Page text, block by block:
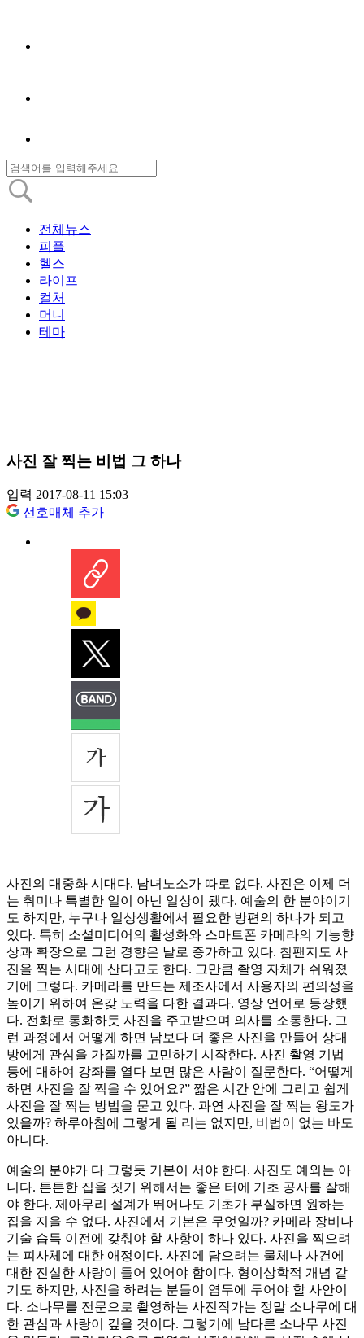
전체뉴스
피플
헬스
라이프
컬처
머니
테마
사진 잘 찍는 비법 그 하나
입력 2017-08-11 15:03
선호매체 추가
사진의 대중화 시대다. 남녀노소가 따로 없다. 사진은 이제 더
는 취미나 특별한 일이 아닌 일상이 됐다. 예술의 한 분야이기
도 하지만, 누구나 일상생활에서 필요한 방편의 하나가 되고
있다. 특히 소셜미디어의 활성화와 스마트폰 카메라의 기능향
상과 확장으로 그런 경향은 날로 증가하고 있다. 침팬지도 사
진을 찍는 시대에 산다고도 한다. 그만큼 촬영 자체가 쉬워졌
기에 그렇다. 카메라를 만드는 제조사에서 사용자의 편의성을
높이기 위하여 온갖 노력을 다한 결과다. 영상 언어로 등장했
다. 전화로 통화하듯 사진을 주고받으며 의사를 소통한다. 그
런 과정에서 어떻게 하면 남보다 더 좋은 사진을 만들어 상대
방에게 관심을 가질까를 고민하기 시작한다. 사진 촬영 기법
등에 대하여 강좌를 열다 보면 많은 사람이 질문한다. “어떻게
하면 사진을 잘 찍을 수 있어요?” 짧은 시간 안에 그리고 쉽게
사진을 잘 찍는 방법을 묻고 있다. 과연 사진을 잘 찍는 왕도가
있을까? 하루아침에 그렇게 될 리는 없지만, 비법이 없는 바도
아니다.
예술의 분야가 다 그렇듯 기본이 서야 한다. 사진도 예외는 아
니다. 튼튼한 집을 짓기 위해서는 좋은 터에 기초 공사를 잘해
야 한다. 제아무리 설계가 뛰어나도 기초가 부실하면 원하는
집을 지을 수 없다. 사진에서 기본은 무엇일까? 카메라 장비나
기술 습득 이전에 갖춰야 할 사항이 하나 있다. 사진을 찍으려
는 피사체에 대한 애정이다. 사진에 담으려는 물체나 사건에
대한 진실한 사랑이 들어 있어야 함이다. 형이상학적 개념 같
기도 하지만, 사진을 하려는 분들이 염두에 두어야 할 사안이
다. 소나무를 전문으로 촬영하는 사진작가는 정말 소나무에 대
한 관심과 사랑이 깊을 것이다. 그렇기에 남다른 소나무 사진